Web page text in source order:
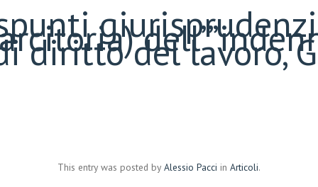
diritto del lavoro,
This entry was posted by Alessio Pacci in Articoli.